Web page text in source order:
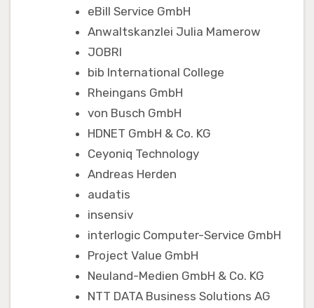
eBill Service GmbH
Anwaltskanzlei Julia Mamerow
JOBRI
bib International College
Rheingans GmbH
von Busch GmbH
HDNET GmbH & Co. KG
Ceyoniq Technology
Andreas Herden
audatis
insensiv
interlogic Computer-Service GmbH
Project Value GmbH
Neuland-Medien GmbH & Co. KG
NTT DATA Business Solutions AG